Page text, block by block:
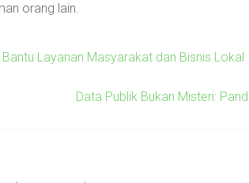
orang lain.
Layanan Masyarakat dan Bisnis Lokal
Data Publik Bukan Misteri: